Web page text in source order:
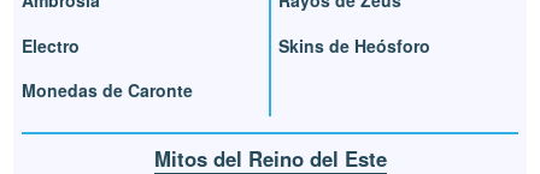
Electro
Monedas de Caronte
Skins de Heósforo
Mitos del Reino del Este